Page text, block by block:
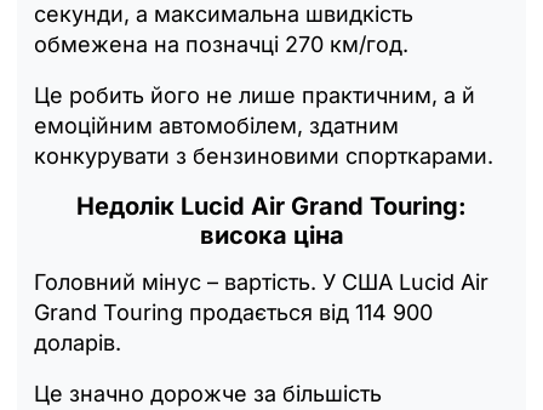
секунди, а максимальна швидкість
обмежена на позначці 270 км/год.
Це робить його не лише практичним, а й
емоційним автомобілем, здатним
конкурувати з бензиновими спорткарами.
Недолік Lucid Air Grand Touring:
висока ціна
Головний мінус – вартість. У США Lucid Air
Grand Touring продається від 114 900
доларів.
Це значно дорожче за більшість